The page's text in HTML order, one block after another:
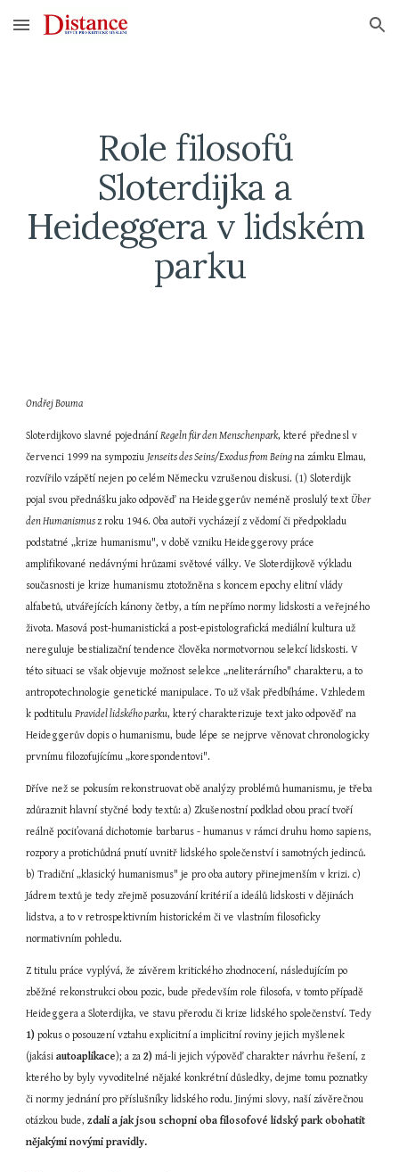
Skip to main content Skip to navigation
Role filosofů
Sloterdijka a
Heideggera v lidském
parku
Ondřej Bouma
Sloterdijkovo slavné pojednání Regeln für den Menschenpark, které přednesl v
červenci 1999 na sympoziu Jenseits des Seins/Exodus from Being na zámku Elmau,
rozvířilo vzápětí nejen po celém Německu vzrušenou diskusi. (1) Sloterdijk
pojal svou přednášku jako odpověď na Heideggerův neméně proslulý text Über
den Humanismus z roku 1946. Oba autoři vycházejí z vědomí či předpokladu
podstatné „krize humanismu", v době vzniku Heideggerovy práce
amplifikované nedávnými hrůzami světové války. Ve Sloterdijkově výkladu
současnosti je krize humanismu ztotožněna s koncem epochy elitní vlády
alfabetů, utvářejících kánony četby, a tím nepřímo normy lidskosti a veřejného
života. Masová post-humanistická a post-epistolografická mediální kultura už
nereguluje bestializační tendence člověka normotvornou selekcí lidskosti. V
této situaci se však objevuje možnost selekce „neliterárního" charakteru, a to
antropotechnologie genetické manipulace. To už však předbíháme. Vzhledem
k podtitulu Pravidel lidského parku, který charakterizuje text jako odpověď na
Heideggerův dopis o humanismu, bude lépe se nejprve věnovat chronologicky
prvnímu filozofujícímu „korespondentovi".
Dříve než se pokusím rekonstruovat obě analýzy problémů humanismu, je třeba
zdůraznit hlavní styčné body textů: a) Zkušenostní podklad obou prací tvoří
reálně pociťovaná dichotomie barbarus - humanus v rámci druhu homo sapiens,
rozpory a protichůdná pnutí uvnitř lidského společenství i samotných jedinců.
b) Tradiční „klasický humanismus" je pro oba autory přinejmenším v krizi. c)
Jádrem textů je tedy zřejmě posuzování kritérií a ideálů lidskosti v dějinách
lidstva, a to v retrospektivním historickém či ve vlastním filosoficky
normativním pohledu.
Z titulu práce vyplývá, že závěrem kritického zhodnocení, následujícím po
zběžné rekonstrukci obou pozic, bude především role filosofa, v tomto případě
1) pokus o posouzení vztahu explicitní a implicitní roviny jejich myšlenek
(jakási autoaplikace); a za 2) má-li jejich výpověď charakter návrhu řešení, z
kterého by byly vyvoditelné nějaké konkrétní důsledky, dejme tomu poznatky
či normy jednání pro příslušníky lidského rodu. Jinými slovy, naší závěrečnou
otázkou bude, zdali a jak jsou schopni oba filosofové lidský park obohatit
nějakými novými pravidly.